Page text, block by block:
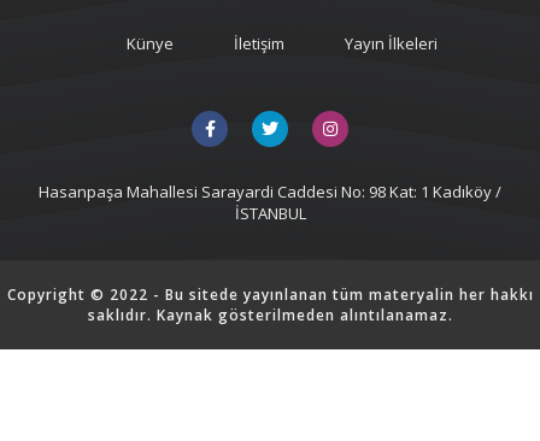
Künye İletişim Yayın İlkeleri
Hasanpaşa Mahallesi Sarayardi Caddesi No: 98 Kat: 1 Kadıköy /
İSTANBUL
Copyright © 2022 - Bu sitede yayınlanan tüm materyalin her hakkı
saklıdır. Kaynak gösterilmeden alıntılanamaz.